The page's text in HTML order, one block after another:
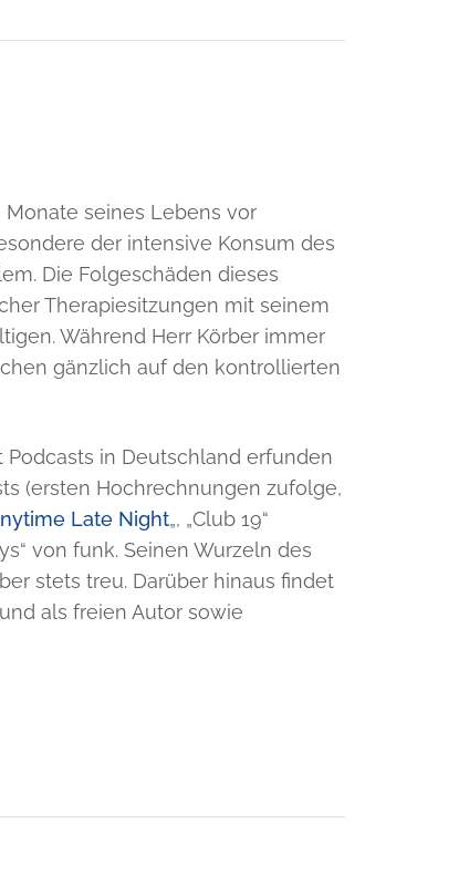
seines Lebens vor
der intensive Konsum des
Die Folgeschäden dieses
Therapiesitzungen mit seinem
Während Herr Körber immer
gänzlich auf den kontrollierten
in Deutschland erfunden
(ersten Hochrechnungen zufolge,
Late Night„, „Club 19“
von funk. Seinen Wurzeln des
stets treu. Darüber hinaus findet
und als freien Autor sowie